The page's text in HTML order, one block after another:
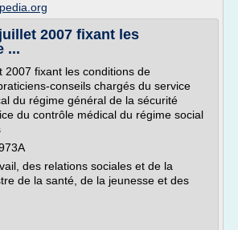
2007 fixant les
...
2007 fixant les conditions de
conseils chargés du service
du régime général de la sécurité
du contrôle médical du régime social
des relations sociales et de la
de la santé, de la jeunesse et des